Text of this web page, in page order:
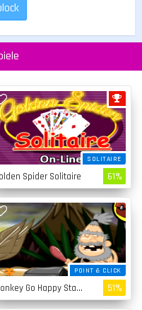
SOLITAIRE
Spider Solitaire 61%
POINT & CLICK
Monkey Go Happy Stage 4 51%